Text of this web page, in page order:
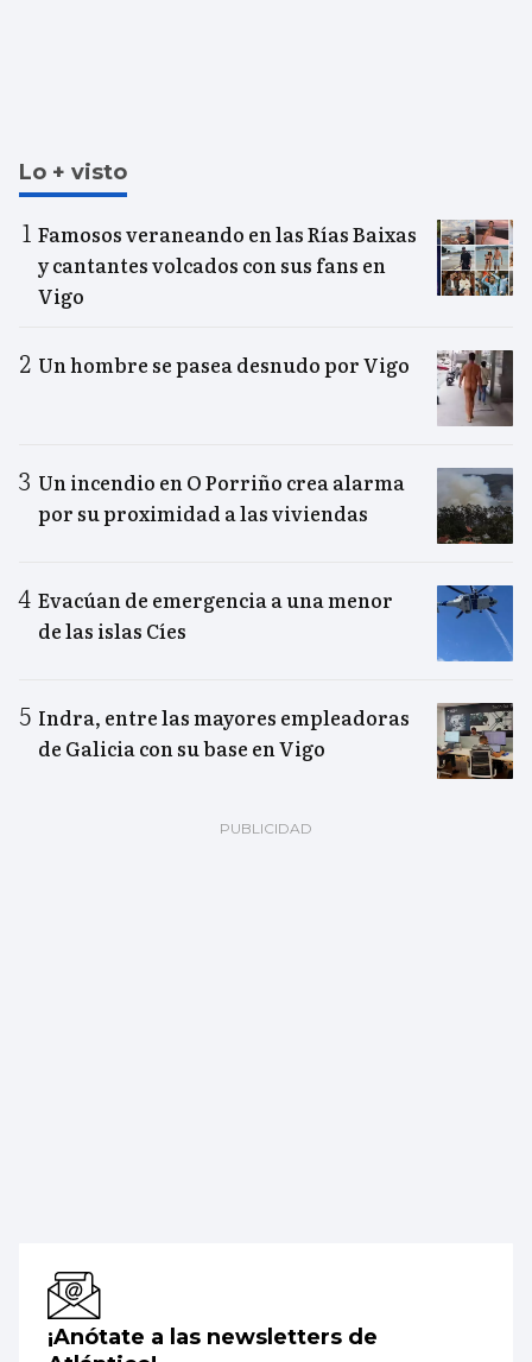
Lo + visto
Famosos veraneando en las Rías Baixas
y cantantes volcados con sus fans en
Vigo
Un hombre se pasea desnudo por Vigo
Un incendio en O Porriño crea alarma
por su proximidad a las viviendas
Evacúan de emergencia a una menor
de las islas Cíes
Indra, entre las mayores empleadoras
de Galicia con su base en Vigo
¡Anótate a las newsletters de